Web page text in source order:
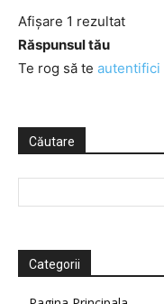
Afișare 1 rezultat
Răspunsul tău
Te rog să te autentifici
Căutare
Categorii